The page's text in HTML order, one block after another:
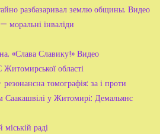
разбазаривал землю общины. Видео
моральні інваліди
«Слава Славику!» Видео
області
томографія: за і проти
у Житомирі: Демальянс
раді